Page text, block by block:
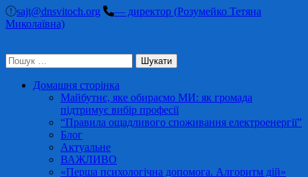
Перейти
до
Enter)
sajt@dnsvitoch.org
— директор (Розумейко Тетяна
Миколаївна)
Пошук:
Домашня сторінка
Майбутнє, яке обираємо МИ: як громада
підтримує вибір професії
“Правила ощадливого споживання електроенергії”
Блог
Актуальне
ВАЖЛИВО
«Перша психологічна допомога. Алгоритм дій»